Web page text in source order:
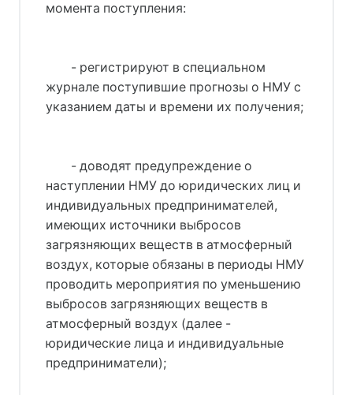
момента поступления:
- регистрируют в специальном
журнале поступившие прогнозы о НМУ с
указанием даты и времени их получения;
- доводят предупреждение о
наступлении НМУ до юридических лиц и
индивидуальных предпринимателей,
имеющих источники выбросов
загрязняющих веществ в атмосферный
воздух, которые обязаны в периоды НМУ
проводить мероприятия по уменьшению
выбросов загрязняющих веществ в
атмосферный воздух (далее -
юридические лица и индивидуальные
предприниматели);